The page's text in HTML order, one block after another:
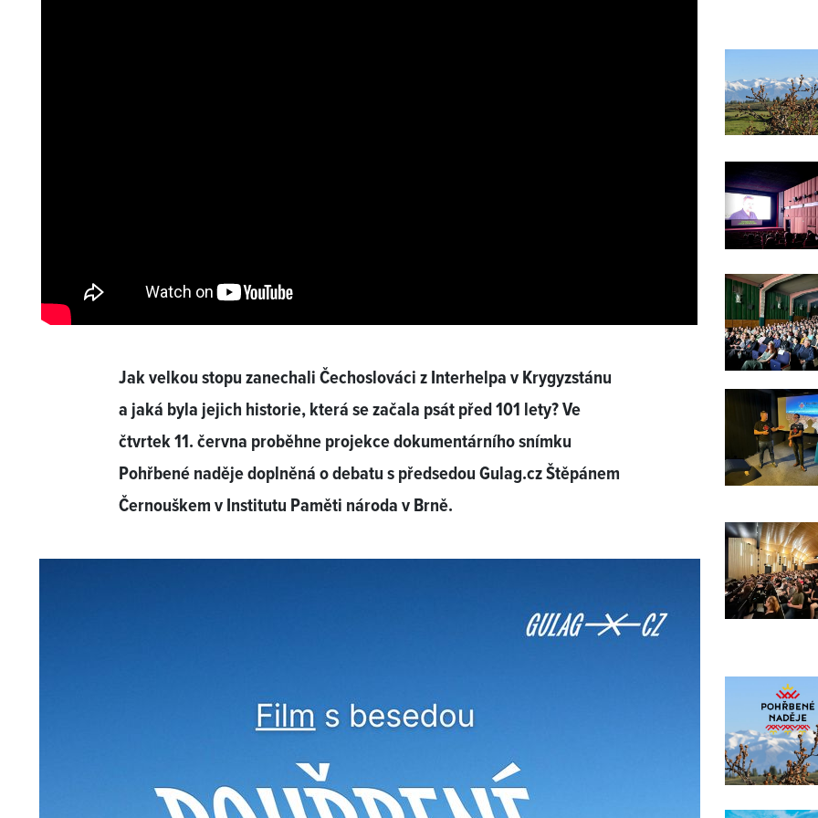
Jak velkou stopu zanechali Čechoslováci z Interhelpa v Krygyzstánu
a jaká byla jejich historie, která se začala psát před 101 lety? Ve
čtvrtek 11. června proběhne projekce dokumentárního snímku
Pohřbené naděje doplněná o debatu s předsedou Gulag.cz Štěpánem
Černouškem v Institutu Paměti národa v Brně.